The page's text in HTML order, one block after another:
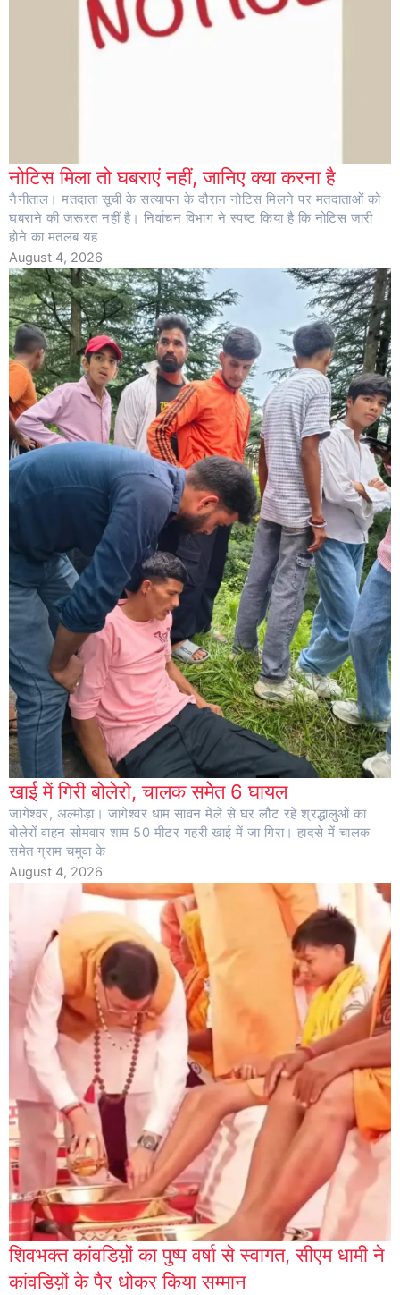
नोटिस मिला तो घबराएं नहीं, जानिए क्या करना है
नैनीताल। मतदाता सूची के सत्यापन के दौरान नोटिस मिलने पर मतदाताओं को
घबराने की जरूरत नहीं है। निर्वाचन विभाग ने स्पष्ट किया है कि नोटिस जारी
होने का मतलब यह
August 4, 2026
खाई में गिरी बोलेरो, चालक समेेत 6 घायल
जागेश्वर, अल्मोड़ा। जागेश्वर धाम सावन मेले से घर लौट रहे श्रद्धालुओं का
बोलेरों वाहन सोमवार शाम 50 मीटर गहरी खाई में जा गिरा। हादसे में चालक
समेत ग्राम चमुवा के
August 4, 2026
शिवभक्त कांवडिय़ों का पुष्प वर्षा से स्वागत, सीएम धामी ने
कांवडिय़ों के पैर धोकर किया सम्मान